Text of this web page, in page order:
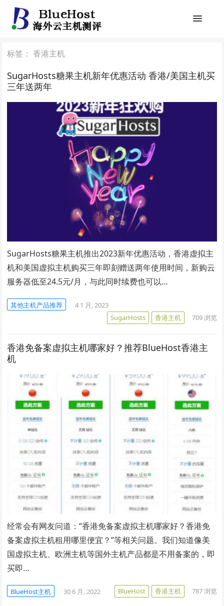
标签：香港主机
SugarHosts糖果主机新年优惠活动 香港/美国主机买
三年送两年
SugarHosts糖果主机推出2023新年优惠活动，香港虚拟主
机和美国虚拟主机购买三年即刻赠送两年使用时间，新购云
服务器低至24.5元/月，与此同时续费也可以…
其他主机产品推荐
4 1 月, 2023
SugarHosts
香港主机 709浏览
香港免备案虚拟主机哪家好？推荐BlueHost香港主
机
经常会有网友问道：“香港免备案虚拟主机哪家好？香港免
备案虚拟主机租用哪里便宜？”等相关问题。我们知道像美
国虚拟主机、欧洲主机等国外主机产品都是不用备案的，即
买即…
BlueHost主机 30 6 月, 2022 BlueHost 香港主机 787浏览